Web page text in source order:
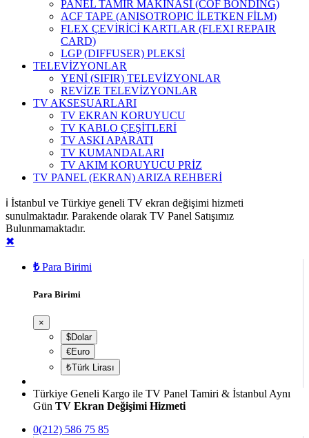
PANEL TAMİR MAKİNASI (COF BONDING)
ACF TAPE (ANISOTROPIC İLETKEN FİLM)
FLEX ÇEVİRİCİ KARTLAR (FLEXI REPAIR
CARD)
LGP (DIFFUSER) PLEKSİ
TELEVİZYONLAR
YENİ (SIFIR) TELEVİZYONLAR
REVİZE TELEVİZYONLAR
TV AKSESUARLARI
TV EKRAN KORUYUCU
TV KABLO ÇEŞİTLERİ
TV ASKI APARATI
TV KUMANDALARI
TV AKIM KORUYUCU PRİZ
TV PANEL (EKRAN) ARIZA REHBERİ
ℹ️ İstanbul ve Türkiye geneli TV ekran değişimi hizmeti
sunulmaktadır. Parakende olarak TV Panel Satışımız
Bulunmamaktadır.
✖
₺ Para Birimi
Para Birimi
×
$Dolar
€Euro
₺Türk Lirası
Türkiye Geneli Kargo ile TV Panel Tamiri & İstanbul Aynı
Gün TV Ekran Değişimi Hizmeti
0(212) 586 75 85